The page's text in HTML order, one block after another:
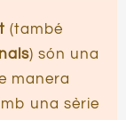
(també
) són una
manera
una sèrie